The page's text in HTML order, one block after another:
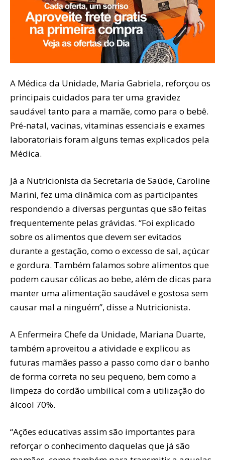
A Médica da Unidade, Maria Gabriela, reforçou os
principais cuidados para ter uma gravidez
saudável tanto para a mamãe, como para o bebê.
Pré-natal, vacinas, vitaminas essenciais e exames
laboratoriais foram alguns temas explicados pela
Médica.
Já a Nutricionista da Secretaria de Saúde, Caroline
Marini, fez uma dinâmica com as participantes
respondendo a diversas perguntas que são feitas
frequentemente pelas grávidas. “Foi explicado
sobre os alimentos que devem ser evitados
durante a gestação, como o excesso de sal, açúcar
e gordura. Também falamos sobre alimentos que
podem causar cólicas ao bebe, além de dicas para
manter uma alimentação saudável e gostosa sem
causar mal a ninguém”, disse a Nutricionista.
A Enfermeira Chefe da Unidade, Mariana Duarte,
também aproveitou a atividade e explicou as
futuras mamães passo a passo como dar o banho
de forma correta no seu pequeno, bem como a
limpeza do cordão umbilical com a utilização do
álcool 70%.
“Ações educativas assim são importantes para
reforçar o conhecimento daquelas que já são